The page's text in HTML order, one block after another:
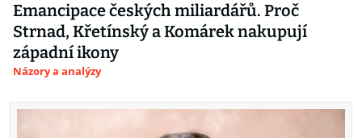
Emancipace českých miliardářů. Proč
Strnad, Křetínský a Komárek nakupují
západní ikony
Názory a analýzy